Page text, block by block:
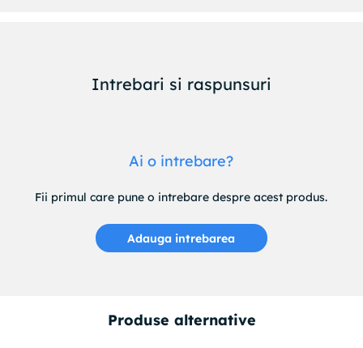
Intrebari si raspunsuri
Ai o intrebare?
Fii primul care pune o intrebare despre acest produs.
Adauga intrebarea
Produse alternative